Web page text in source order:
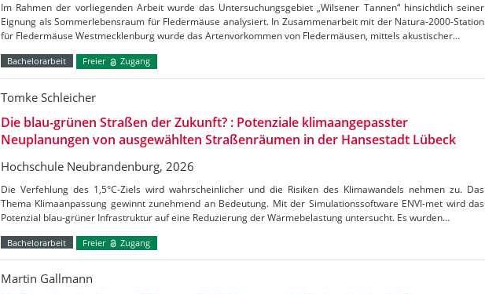
Im Rahmen der vorliegenden Arbeit wurde das Untersuchungsgebiet „Wilsener Tannen“ hinsichtlich seiner
Eignung als Sommerlebensraum für Fledermäuse analysiert. In Zusammenarbeit mit der Natura-2000-Station
für Fledermäuse Westmecklenburg wurde das Artenvorkommen von Fledermäusen, mittels akustischer…
Bachelorarbeit Freier Zugang
Tomke Schleicher
Die blau-grünen Straßen der Zukunft? : Potenziale klimaangepasster
Neuplanungen von ausgewählten Straßenräumen in der Hansestadt Lübeck
Hochschule Neubrandenburg, 2026
Die Verfehlung des 1,5°C-Ziels wird wahrscheinlicher und die Risiken des Klimawandels nehmen zu. Das
Thema Klimaanpassung gewinnt zunehmend an Bedeutung. Mit der Simulationssoftware ENVI-met wird das
Potenzial blau-grüner Infrastruktur auf eine Reduzierung der Wärmebelastung untersucht. Es wurden…
Bachelorarbeit Freier Zugang
Martin Gallmann